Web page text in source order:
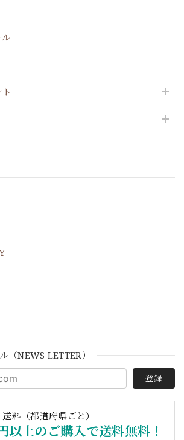
（NEWS LETTER）
登録
送料（都道府県ごと）
以上のご購入で送料無料！